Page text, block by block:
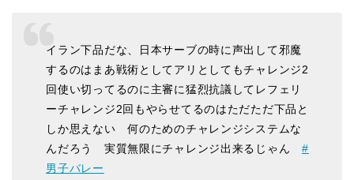
イラン下品だな、日本サーブの時に声出して邪魔
するのはまあ戦術としてアリとしてもチャレンジ2
回使い切ってるのに主審に猛烈抗議してレフェリ
ーチャレンジ2回もやらせてるのはただただ下品と
しか思えない 何のためのチャレンジシステムな
んだろう 実質無限にチャレンジ出来るじゃん#
男子バレー